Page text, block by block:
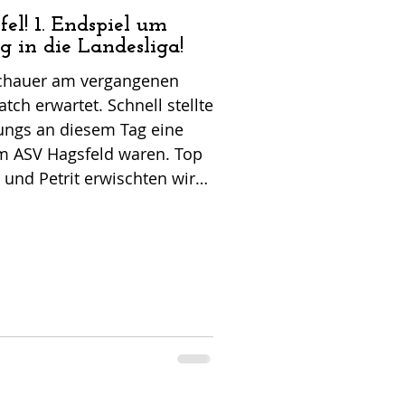
wurde mit Spielern der
vom FV Linken
1. Endspiel um
in die Landesliga!
am vergangenen
erwartet. Schnell stellte
an diesem Tag eine
ASV Hagsfeld waren. Top
Petrit erwischten wir